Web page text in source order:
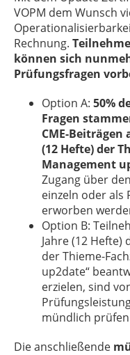
VOPM dem Wunsch
Rechnung.
können sich
Prüfungsfragen
Option A: 50%
Fragen
CME-Beiträgen
(12 Hefte) der
Management
Zugang über
einzeln oder als
erworben
Option B:
Jahre (12 Hefte)
der Thieme-
up2date“
erzielen, sind
mündlich
Die anschließende